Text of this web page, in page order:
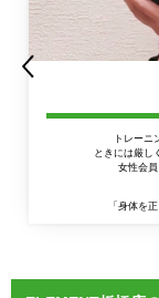
トレーニ
ときには厳し
女性会
「身体を